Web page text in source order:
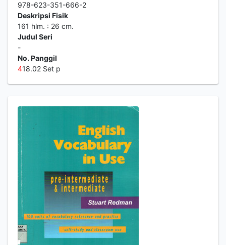
978-623-351-666-2
Deskripsi Fisik
161 hlm. : 26 cm.
Judul Seri
-
No. Panggil
418.02 Set p